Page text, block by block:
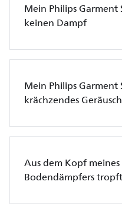
Mein Philips
keinen Dampf
Mein Philips
krächzendes Geräusch
Aus dem Kopf
Bodendämpfers